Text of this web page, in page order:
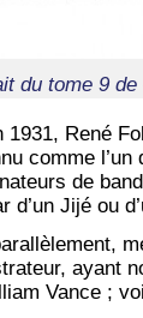
du tome 9
1931, René
comme l’un
de
d’un Jijé ou
ayant
Vance ;